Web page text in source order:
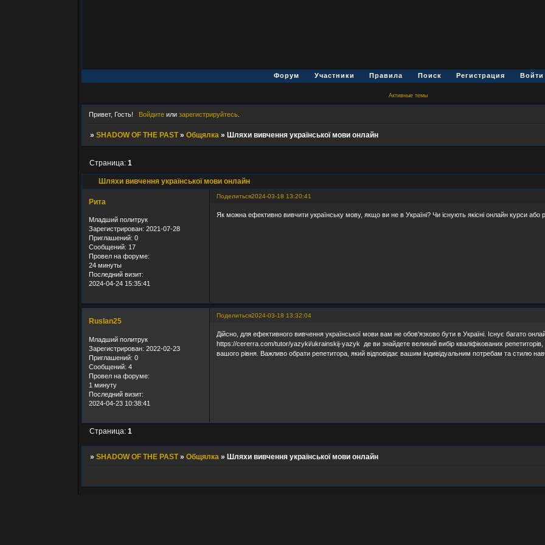
Форум Участники Правила Поиск Регистрация Войти
Активные темы
Привет, Гость! Войдитеили зарегистрируйтесь.
» SHADOW OF THE PAST » Общялка » Шляхи вивчення української мови онлайн
Шляхи вивчення української мови онлайн
Страница: 1
Поделиться2024-03-18 13:20:41
Рита
Младший политрук
Зарегистрирован: 2021-07-28
Приглашений: 0
Сообщений: 17
Провел на форуме:
24 минуты
Последний визит:
2024-04-24 15:35:41
Як можна ефективно вивчити українську мову, якщо ви не в Україні? Чи існують якісні онлайн курси або
Поделиться2024-03-18 13:32:04
Ruslan25
Младший политрук
Зарегистрирован: 2022-02-23
Приглашений: 0
Сообщений: 4
Провел на форуме:
1 минуту
Последний визит:
2024-04-23 10:38:41
Дійсно, для ефективного вивчення української мови вам не обов'язково бути в Україні. Існує багато
https://cererra.com/tutor/yazyki/ukrainskij-yazyk де ви знайдете великий вибір кваліфікованих
вашого рівня. Важливо обрати репетитора, який відповідає вашим індивідуальним потребам та стилю
Страница: 1
» SHADOW OF THE PAST » Общялка » Шляхи вивчення української мови онлайн